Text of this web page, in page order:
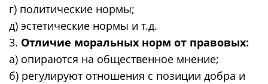
г) политические нормы;
д) эстетические нормы и т.д.
3. Отличие моральных норм от правовых:
а) опираются на общественное мнение;
б) регулируют отношения с позиции добра и